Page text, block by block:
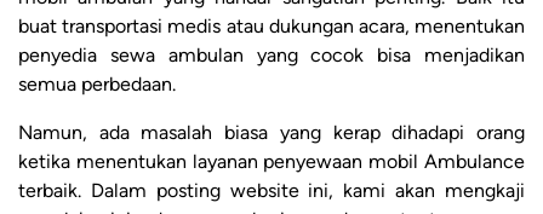
buat transportasi medis atau dukungan acara, menentukan
penyedia sewa ambulan yang cocok bisa menjadikan
semua perbedaan.
Namun, ada masalah biasa yang kerap dihadapi orang
ketika menentukan layanan penyewaan mobil Ambulance
terbaik. Dalam posting website ini, kami akan mengkaji